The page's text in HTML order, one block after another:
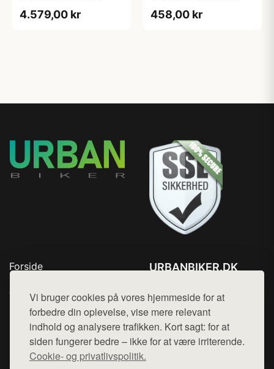
Vi bruger cookies på vores hjemmeside for at
forbedre din oplevelse, vise mere relevant
indhold og analysere trafikken. Kort sagt: for at
siden fungerer bedre – ikke for at være irriterende.
Cookie- og privatlivspolitik.
4.579,00 kr 458,00 kr
Forside
Top Rabatter
Blog
Kontakt
URBANBIKER.DK
Mail: hej@want.dk
Cookie- og privatlivspolitik